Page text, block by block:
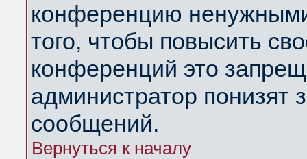
конференцию
того, чтобы повысить
конференций это
администратор понизят
сообщений.
Вернуться к началу